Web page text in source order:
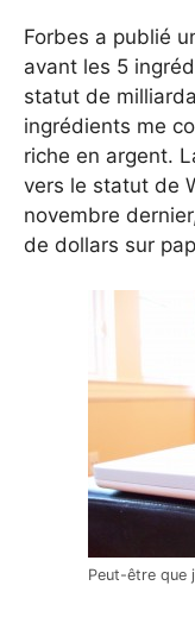
Forbes a publié
avant les 5
statut de
ingrédients me
riche en argent.
vers le statut de
novembre
de dollars sur
Peut-être que